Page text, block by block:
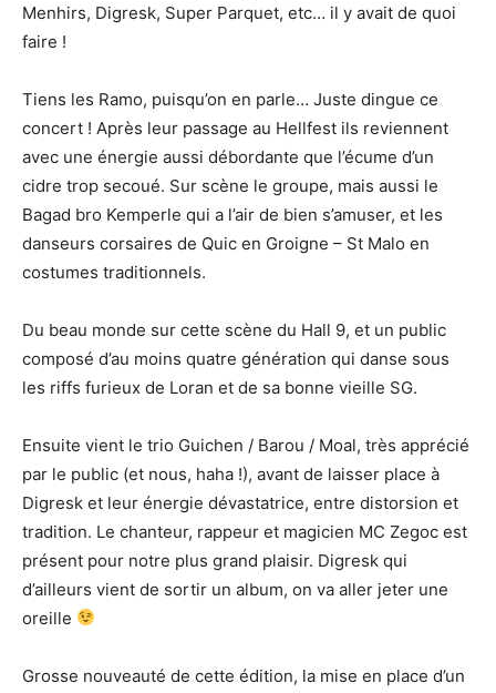
Menhirs, Digresk, Super Parquet, etc… il y avait de quoi
faire !
Tiens les Ramo, puisqu’on en parle… Juste dingue ce
concert ! Après leur passage au Hellfest ils reviennent
avec une énergie aussi débordante que l’écume d’un
cidre trop secoué. Sur scène le groupe, mais aussi le
Bagad bro Kemperle qui a l’air de bien s’amuser, et les
danseurs corsaires de Quic en Groigne – St Malo en
costumes traditionnels.
Du beau monde sur cette scène du Hall 9, et un public
composé d’au moins quatre génération qui danse sous
les riffs furieux de Loran et de sa bonne vieille SG.
Ensuite vient le trio Guichen / Barou / Moal, très apprécié
par le public (et nous, haha !), avant de laisser place à
Digresk et leur énergie dévastatrice, entre distorsion et
tradition. Le chanteur, rappeur et magicien MC Zegoc est
présent pour notre plus grand plaisir. Digresk qui
d’ailleurs vient de sortir un album, on va aller jeter une
oreille
Grosse nouveauté de cette édition, la mise en place d’un